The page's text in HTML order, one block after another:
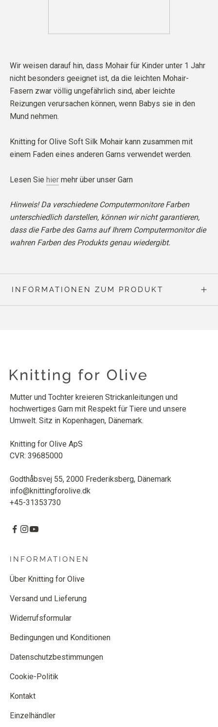
Wir weisen darauf hin, dass Mohair für Kinder unter 1 Jahr
nicht besonders geeignet ist, da die leichten Mohair-
Fasern zwar völlig ungefährlich sind, aber leichte
Reizungen verursachen können, wenn Babys sie in den
Mund nehmen.
Knitting for Olive Soft Silk Mohair kann zusammen mit
einem Faden eines anderen Garns verwendet werden.
Lesen Sie hier mehr über unser Garn
Hinweis! Da verschiedene Computermonitore Farben
unterschiedlich darstellen, können wir nicht garantieren,
dass die Farbe des Garns auf Ihrem Computermonitor die
wahren Farben des Produkts genau wiedergibt.
INFORMATIONEN ZUM PRODUKT
Mutter und Tochter kreieren Strickanleitungen und
hochwertiges Garn mit Respekt für Tiere und unsere
Umwelt. Sitz in Kopenhagen, Dänemark.
Knitting for Olive ApS
CVR: 39685000
Godthåbsvej 55, 2000 Frederiksberg, Dänemark
info@knittingforolive.dk
+45-31353730
INFORMATIONEN
Über Knitting for Olive
Versand und Lieferung
Widerrufsformular
Bedingungen und Konditionen
Datenschutzbestimmungen
Cookie-Politik
Kontakt
Einzelhändler